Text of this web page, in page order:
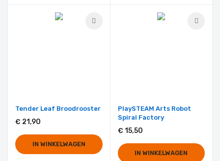
Tender Leaf Broodrooster
€ 21,90
IN WINKELWAGEN
PlaySTEAM Arts Robot
Spiral Factory
€ 15,50
IN WINKELWAGEN